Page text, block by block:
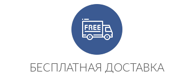
БЕСПЛАТНАЯ ДОСТАВКА